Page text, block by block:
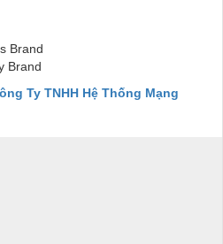
Brand
Brand
Ty TNHH Hệ Thống Mạng